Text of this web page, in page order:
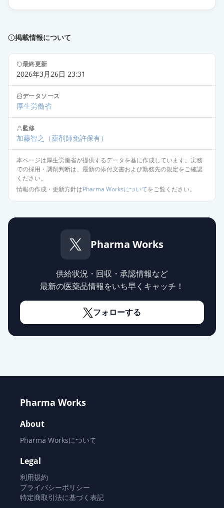
セフカペンピボキシル塩酸塩錠
薬価 41.10 円
セフカペンピボキシル塩酸塩細粒小
児用10％「CH」
薬価 74.40 円
セフカペンピボキシル塩酸塩錠
薬価 36.30 円
セフカペン ピボキシル塩酸塩錠
75mg「TW」
薬価 36.30 円
通常出荷
36.30 円
フロモックス錠75mg
36.30 円
75mg「CH」
薬価
掲載情報について
最終更新
2026年3月26日 23:31
データソース
厚生労働省
監修
加藤智之 （薬剤師免許保有）
本ページは厚生労働省が提供するデータを基に作成しています。実務
での採用・調剤判断は、最新の添付文書および勤務先の規定をご確認
ください。
情報の作成・更新方針はPharma Worksについてをご覧ください。
Pharma Works
供給状況・回収・承認情報など
最新の医薬品情報をいち早くキャッチ！
フォローする
Pharma Works
About
Pharma Worksについて
Legal
利用規約
プライバシーポリシー
特定商取引法に基づく表記